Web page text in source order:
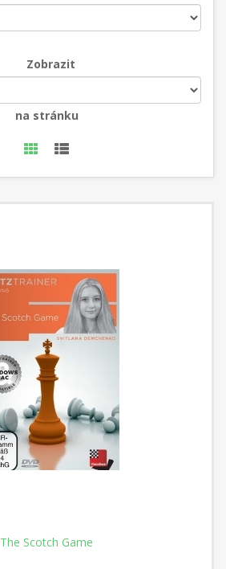
Zobrazit
na stránku
The Scotch Game